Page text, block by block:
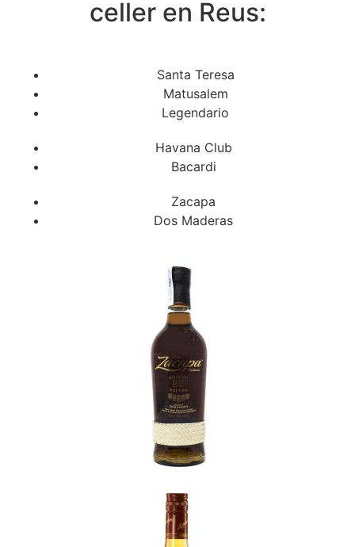
celler en Reus:
Santa Teresa
Matusalem
Legendario
Havana Club
Bacardi
Zacapa
Dos Maderas